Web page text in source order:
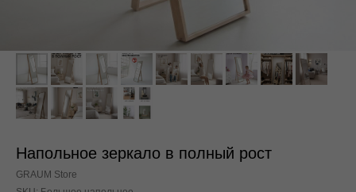
Напольное зеркало в полный рост
GRAUM Store